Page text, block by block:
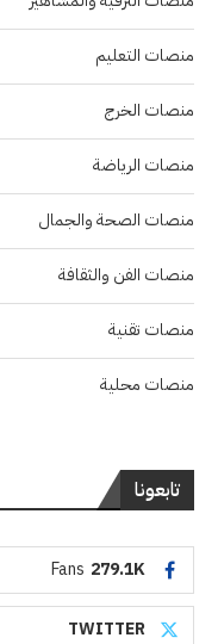
منصات التعليم
منصات الخرج
منصات الرياضة
منصات الصحة والجمال
منصات الفن والثقافة
منصات تقنية
منصات محلية
تابعونا
279.1K
Fans
TWITTER